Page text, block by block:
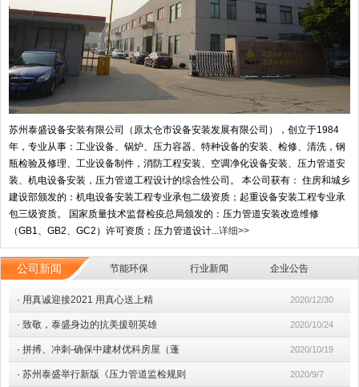
苏州泰盛设备安装有限公司（原太仓市设备安装发展有限公司），创立于1984
年，专业从事：工业设备、锅炉、压力容器、特种设备的安装、检修、清洗，钢
瓶检验及修理、工业设备制件，消防工程安装、空调净化设备安装、压力管道安
装、机电设备安装，压力管道工程设计的综合性公司。 本公司获有： 住房和城乡
建设部颁发的：机电设备安装工程专业承包二级资质；起重设备安装工程专业承
包三级资质。 国家质量技术监督检疫总局颁发的：压力管道安装改造维修
（GB1、GB2、GC2）许可资质；压力管道设计...详细>>
公司新闻 节能环保 行业新闻 企业公告
· 用真诚迎接2021 用真心送上精 2020/12/30
· 致敬，泰盛身边的抗美援朝英雄 2020/10/24
· 拼搏、冲刺-确保中建材优科房屋（蓬 2020/10/19
· 苏州泰盛举行新版《压力管道监检规则 2020/9/7